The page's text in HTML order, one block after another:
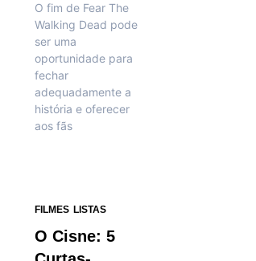
O fim de Fear The
Walking Dead pode
ser uma
oportunidade para
fechar
adequadamente a
história e oferecer
aos fãs
FILMES LISTAS
O Cisne: 5